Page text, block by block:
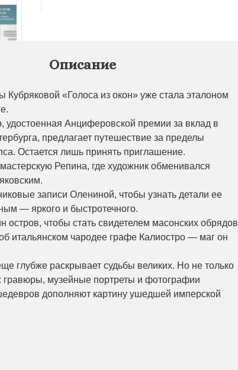
Описание
Кубряковой «Голоса из окон» уже стала эталоном
удостоенная Анциферовской премии за вклад в
предлагает путешествие за пределы
Остается лишь принять приглашение.
Репина, где художник обменивался
записи Олениной, чтобы узнать детали ее
— яркого и быстротечного.
остров, чтобы стать свидетелем масонских обрядов
итальянском чародее графе Калиостро — маг он
глубже раскрывает судьбы великих. Но не только
музейные портреты и фотографии
дополняют картину ушедшей имперской